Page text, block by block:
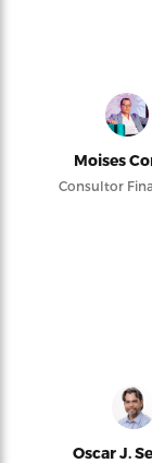
Moises
Consultor
Oscar J.